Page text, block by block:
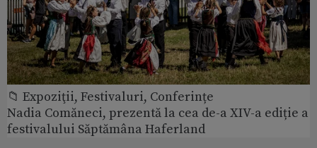
📁 Expoziţii, Festivaluri, Conferințe
Nadia Comăneci, prezentă la cea de-a XIV-a ediție a
festivalului Săptămâna Haferland